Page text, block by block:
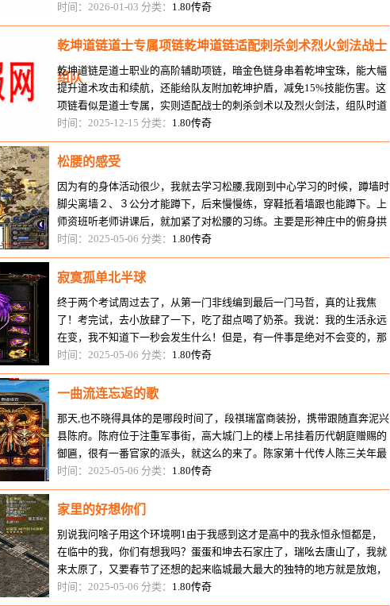
道士加血，也没有法师清小蝎子，我
时间：2026-01-03 分类： 1.80传奇
乾坤道链道士专属项链乾坤道链适配刺杀剑术烈火剑法战士
组队
乾坤道链是道士职业的高阶辅助项链，暗金色链身串着乾坤宝珠，能大幅
提升道术攻击和续航，还能给队友附加乾坤护盾，减免15%技能伤害。这
项链看似是道士专属，实则适配战士的刺杀剑术以及烈火剑法，组队时道
士戴乾坤道链给战士加护盾，战士
时间：2025-12-15 分类： 1.80传奇
松腰的感受
因为有的身体活动很少，我就去学习松腰,我刚到中心学习的时候，蹲墙时
脚尖离墙２、３公分才能蹲下，后来慢慢练，穿鞋抵着墙跟也能蹲下。上
师资班听老师讲课后，就加紧了对松腰的习练。主要是形神庄中的俯身拱
腰和转腰涮胯，再一个就是站桩
时间：2025-05-06 分类： 1.80传奇
寂寞孤单北半球
终于两个考试周过去了，从第一门非线编到最后一门马哲，真的让我焦
了！考完试，去小放肆了一下，吃了甜点喝了奶茶。我说：我的生活永远
在变，我不知道下一秒会发生什么！但是，有一件事是绝对不会变的，那
就是减肥！期末考试，让我看世界杯
时间：2025-05-06 分类： 1.80传奇
一曲流连忘返的歌
那天,也不晓得具体的是哪段时间了，段祺瑞富商装扮，携带跟随直奔泥兴
县陈府。陈府位于注重军事街，高大城门上的楼上吊挂着历代朝庭赠赐的
御匾，很有一番官家的派头，就这么的来了。陈家第十代传人陈三关年最
近的古代稀，银白的眉须下藏着
时间：2025-05-06 分类： 1.80传奇
家里的好想你们
别说我问啥子用这个环境啊1由于我感到这才是高中的我永恒永恒都是，
在临中的我，你们有想我吗？蛋蛋和坤去石家庄了，瑞吆去唐山了，我就
来太原了，又要春节了还想的起来临城最大最大的独特的地方就是放炮，
啥子时刻都放。。。。。我们晚上
时间：2025-05-06 分类： 1.80传奇